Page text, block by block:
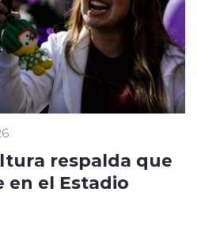
respalda que
en el Estadio